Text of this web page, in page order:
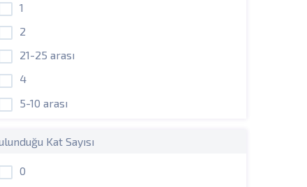
1
2
21-25 arası
4
5-10 arası
Kat Sayısı
0